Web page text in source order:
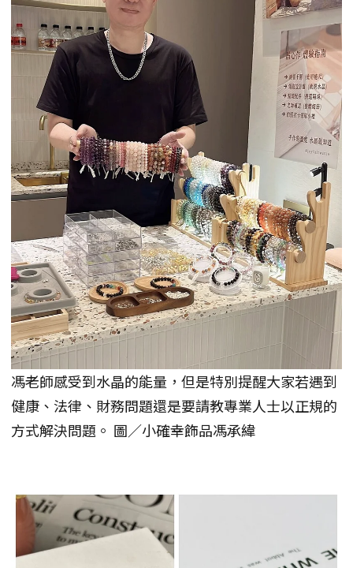
馮老師感受到水晶的能量，但是特別提醒大家若遇到
健康、法律、財務問題還是要請教專業人士以正規的
方式解決問題。 圖／小確幸飾品馮承緯